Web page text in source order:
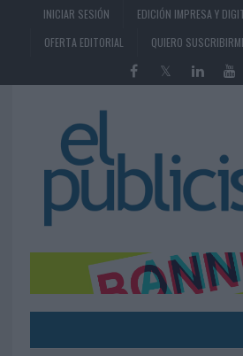
INICIAR SESIÓN EDICIÓN IMPRESA Y
OFERTA EDITORIAL
QUIERO